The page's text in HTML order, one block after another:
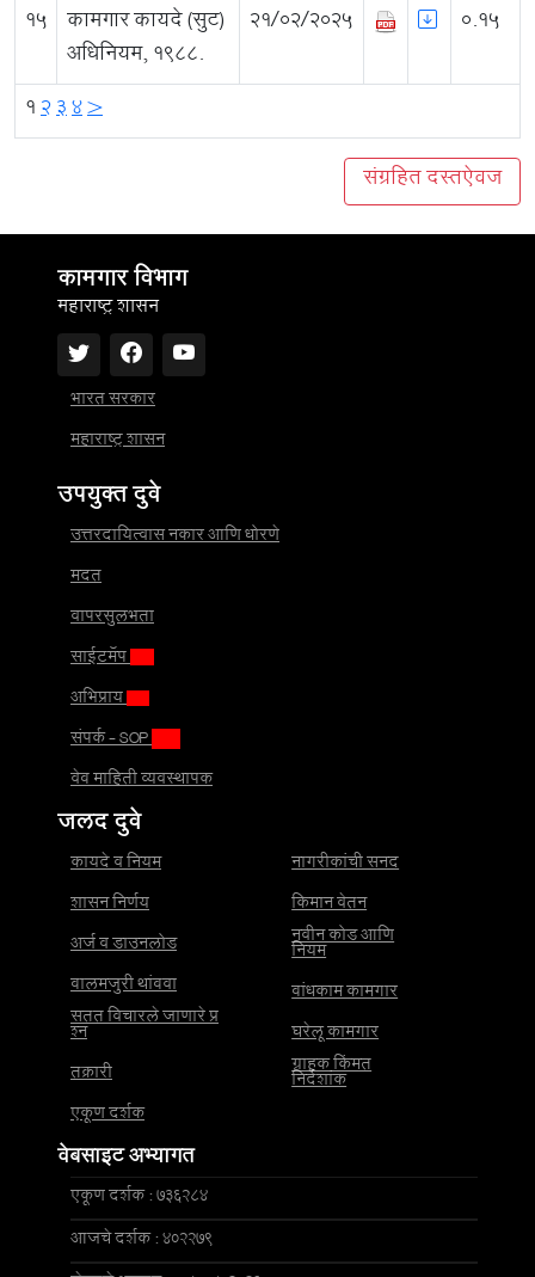
1234>
15 कामगार कायदे (सुट)
अधिनियम, १९८८.
21/02/2025 0.15
संग्रहित दस्तऐवज
कामगार विभाग
महाराष्ट्र शासन
भारत सरकार
महाराष्ट्र शासन
उपयुक्त दुवे
उत्तरदायित्वास नकार आणि धोरणे
मदत
वापरसुलभता
साईटमॅप
अभिप्राय
संपर्क - SOP
वेब माहिती व्यवस्थापक
जलद दुवे
कायदे व नियम
शासन निर्णय
अर्ज व डाउनलोड
बालमजुरी थांबवा
सतत विचारले जाणारे प्र
श्न
तक्रारी
एकूण दर्शक
नागरीकांची सनद
किमान वेतन
नवीन कोड आणि
नियम
बांधकाम कामगार
घरेलू कामगार
ग्राहक किंमत
निर्देशांक
वेबसाइट अभ्यागत
एकूण दर्शक : 736284
आजचे दर्शक : 402279